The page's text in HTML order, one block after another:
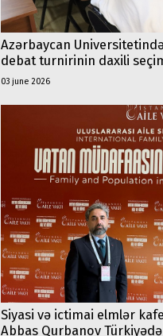
Azərbaycan
debat turnirinin daxili
03 june 2026
Siyasi və ictimai elmlər
Abbas Qurbanov